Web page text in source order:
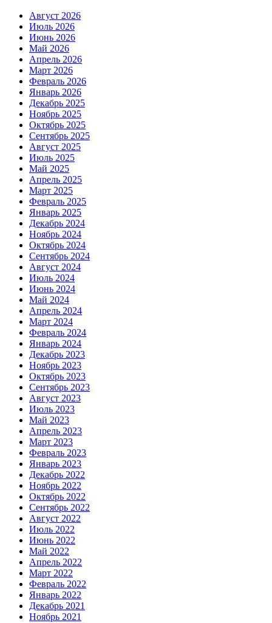
Август 2026
Июль 2026
Июнь 2026
Май 2026
Апрель 2026
Март 2026
Февраль 2026
Январь 2026
Декабрь 2025
Ноябрь 2025
Октябрь 2025
Сентябрь 2025
Август 2025
Июль 2025
Май 2025
Апрель 2025
Март 2025
Февраль 2025
Январь 2025
Декабрь 2024
Ноябрь 2024
Октябрь 2024
Сентябрь 2024
Август 2024
Июль 2024
Июнь 2024
Май 2024
Апрель 2024
Март 2024
Февраль 2024
Январь 2024
Декабрь 2023
Ноябрь 2023
Октябрь 2023
Сентябрь 2023
Август 2023
Июль 2023
Май 2023
Апрель 2023
Март 2023
Февраль 2023
Январь 2023
Декабрь 2022
Ноябрь 2022
Октябрь 2022
Сентябрь 2022
Август 2022
Июль 2022
Июнь 2022
Май 2022
Апрель 2022
Март 2022
Февраль 2022
Январь 2022
Декабрь 2021
Ноябрь 2021